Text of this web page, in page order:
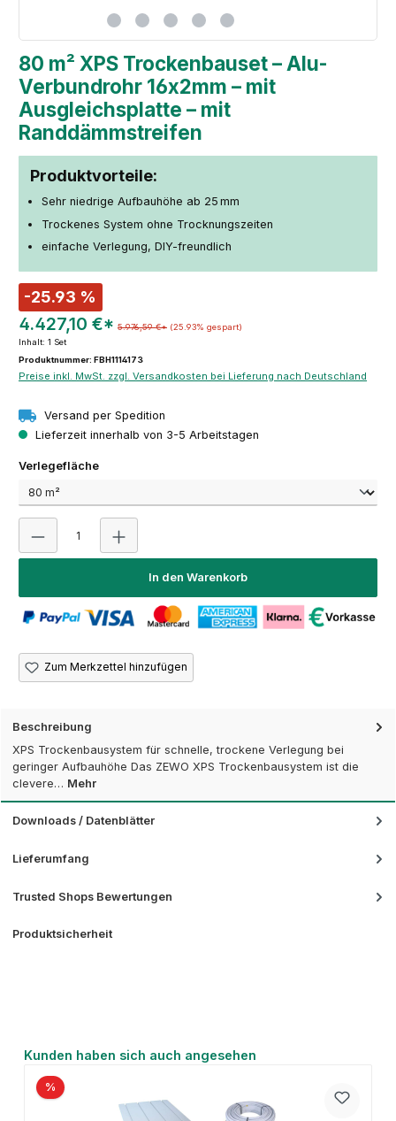
80 m² XPS Trockenbauset – Alu-
Verbundrohr 16x2mm – mit
Ausgleichsplatte – mit
Randdämmstreifen
Produktvorteile:
Sehr niedrige Aufbauhöhe ab 25 mm
Trockenes System ohne Trocknungszeiten
einfache Verlegung, DIY-freundlich
-25.93 %
4.427,10 €* 5.976,59 €* (25.93% gespart)
Inhalt: 1 Set
Produktnummer: FBH1114173
Preise inkl. MwSt. zzgl. Versandkosten bei Lieferung nach Deutschland
Versand per Spedition
Lieferzeit innerhalb von 3-5 Arbeitstagen
Verlegeflächeauswählen
In den Warenkorb
Zum Merkzettel hinzufügen
Beschreibung
XPS Trockenbausystem für schnelle, trockene Verlegung bei
geringer Aufbauhöhe Das ZEWO XPS Trockenbausystem ist die
clevere… Mehr
Downloads / Datenblätter
Lieferumfang
Trusted Shops Bewertungen
Produktsicherheit
Produktgalerie überspringen
Kunden haben sich auch angesehen
%